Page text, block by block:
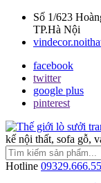
Số 1/623
TP.Hà Nội
facebook
twitter
google plus
pinterest
kế nội thất, sofa gỗ,
Hotline 09329.666.55